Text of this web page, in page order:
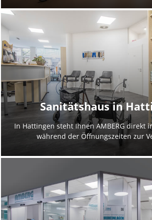
Sanitätshaus in
In Hattingen steht Ihnen AMBERG direkt
während der Öffnungszeiten zur